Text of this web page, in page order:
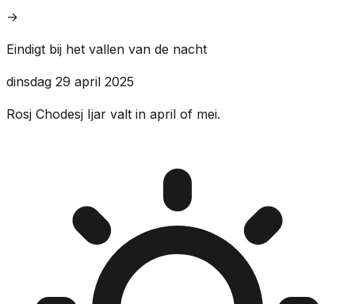
→
Eindigt bij het vallen van de nacht
dinsdag 29 april 2025
Rosj Chodesj Ijar valt in april of mei.